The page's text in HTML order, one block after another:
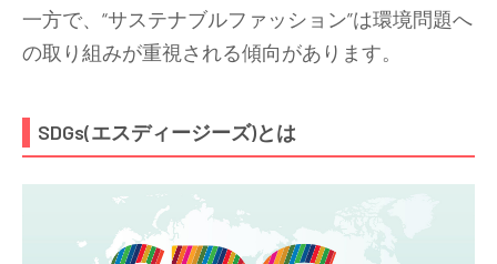
一方で、“サステナブルファッション”は環境問題へ
の取り組みが重視される傾向があります。
SDGs(エスディージーズ)とは